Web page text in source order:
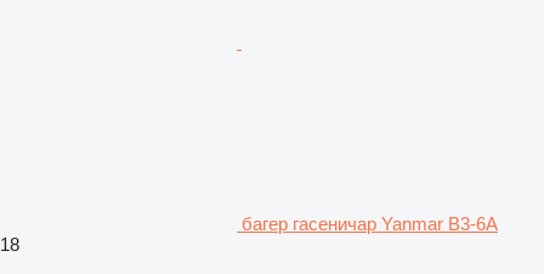
багер гасеничар Yanmar B3-6A
18